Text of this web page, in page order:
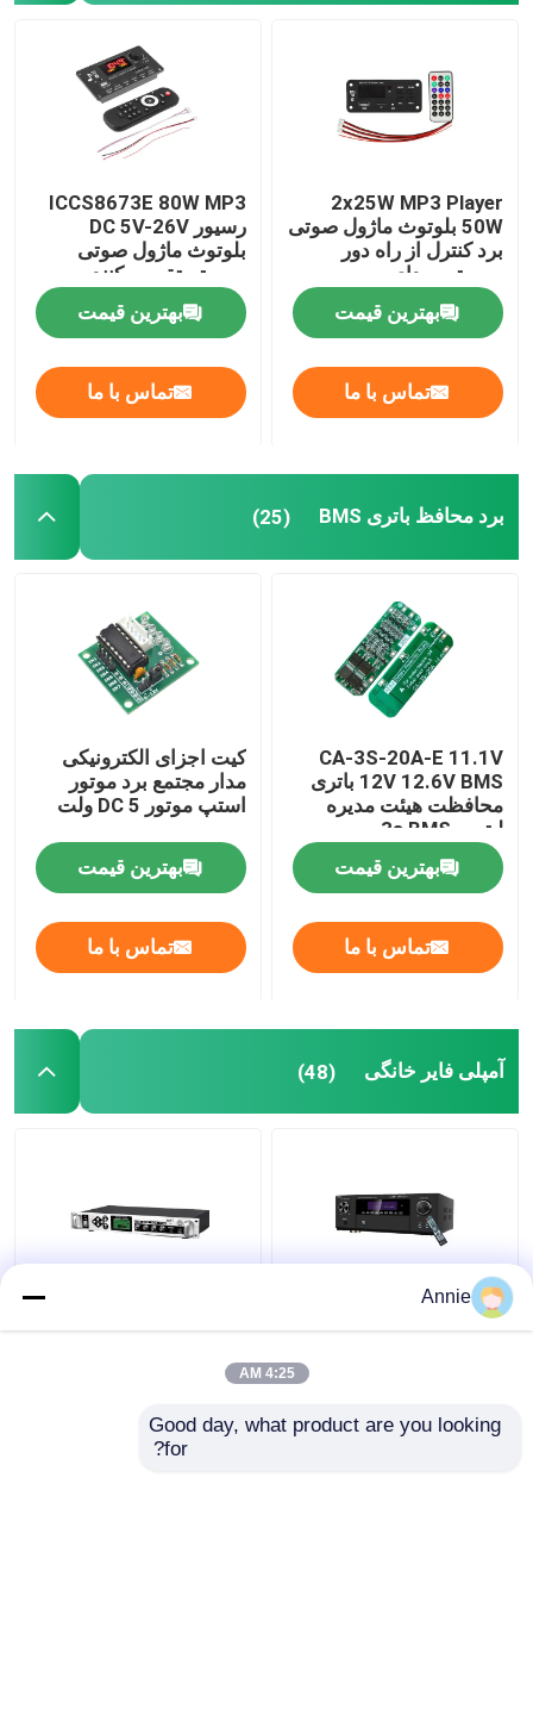
2x25W MP3 Player
50W بلوتوث ماژول صوتی
برد کنترل از راه دور
سیستم صدای بی سیم
بهترین قیمت
تماس با ما
ICCS8673E 80W MP3
رسیور DC 5V-26V
بلوتوث ماژول صوتی
سیستم تقویت کننده
قدرت برد
بهترین قیمت
تماس با ما
برد محافظ باتری BMS (25)
CA-3S-20A-E 11.1V
12V 12.6V BMS باتری
محافظت هیئت مدیره
لیتیوم 3s BMS
بهترین قیمت
تماس با ما
کیت اجزای الکترونیکی
مدار مجتمع برد موتور
استپ موتور DC 5 ولت
بهترین قیمت
تماس با ما
آمپلی فایر خانگی (48)
آمپلی فایر قدرت حرفه ای
5.1CH 5600W، بلوتوث
بی سیم WiFi، دالبی HDMI
بهترین قیمت
شده با پخش MP3،
تقویت‌کننده زنگ خودکار با
آمپلی‌فایر ستونی فلزی
بهترین قیمت
Annie
4:25 AM
Good day, what product are you looking
for?